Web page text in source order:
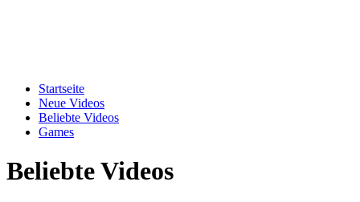
Startseite
Neue Videos
Beliebte Videos
Games
Beliebte Videos